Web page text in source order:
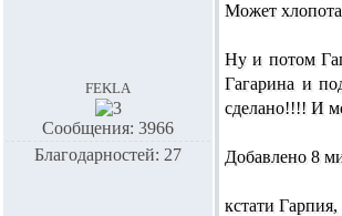
fekla
Сообщения: 3966
Благодарностей: 27
Может
Ну и потом
Гагарина и
сделано!!!! И
Добавлено 8
кстати